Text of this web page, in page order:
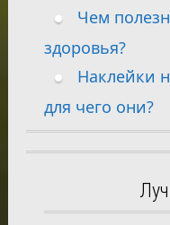
Чем
здоровья?
Наклейки
для чего они?